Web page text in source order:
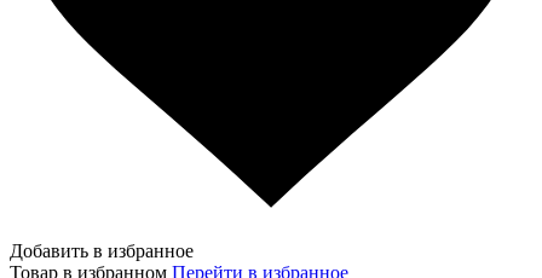
Добавить в избранное
Товар в избранном Перейти в избранное